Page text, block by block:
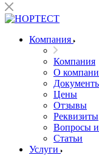
Компания
Компания
О
Цены
Отзывы
Реквизиты
Вопросы
Статьи
Услуги